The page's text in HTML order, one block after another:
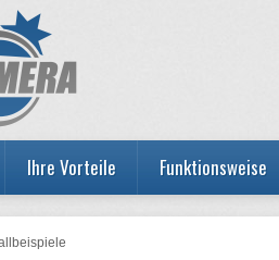
Ihre Vorteile Funktionsweise